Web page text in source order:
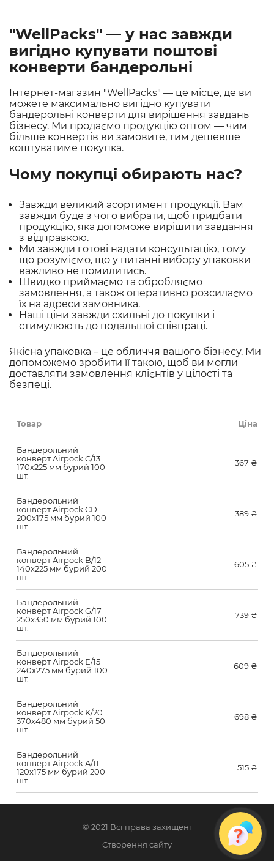
"WellPacks" — у нас завжди
вигідно купувати поштові
конверти бандерольні
Інтернет-магазин "WellPacks" — це місце, де ви
можете максимально вигідно купувати
бандерольні конверти для вирішення завдань
бізнесу. Ми продаємо продукцію оптом — чим
більше конвертів ви замовите, тим дешевше
коштуватиме покупка.
Чому покупці обирають нас?
Завжди великий асортимент продукції. Вам
завжди буде з чого вибрати, щоб придбати
продукцію, яка допоможе вирішити завдання
з відправкою.
Ми завжди готові надати консультацію, тому
що розуміємо, що у питанні вибору упаковки
важливо не помилитись.
Швидко приймаємо та обробляємо
замовлення, а також оперативно розсилаємо
їх на адреси замовника.
Наші ціни завжди схильні до покупки і
стимулюють до подальшої співпраці.
Якісна упаковка – це обличчя вашого бізнесу. Ми
допоможемо зробити її такою, щоб ви могли
доставляти замовлення клієнтів у цілості та
безпеці.
Товар Ціна
Бандерольний
конверт Airpock C/13
170х225 мм бурий 100
шт.
367 ₴
Бандерольний
конверт Airpock CD
200х175 мм бурий 100
шт.
389 ₴
Бандерольний
конверт Airpock B/12
140х225 мм бурий 200
шт.
605 ₴
Бандерольний
конверт Airpock G/17
250х350 мм бурий 100
шт.
739 ₴
Бандерольний
конверт Airpock E/15
240х275 мм бурий 100
шт.
609 ₴
Бандерольний
конверт Airpock K/20
370х480 мм бурий 50
шт.
698 ₴
Бандерольний
конверт Airpock A/11
120х175 мм бурий 200
шт.
515 ₴
© 2021 Всі права захищені
Створення сайту